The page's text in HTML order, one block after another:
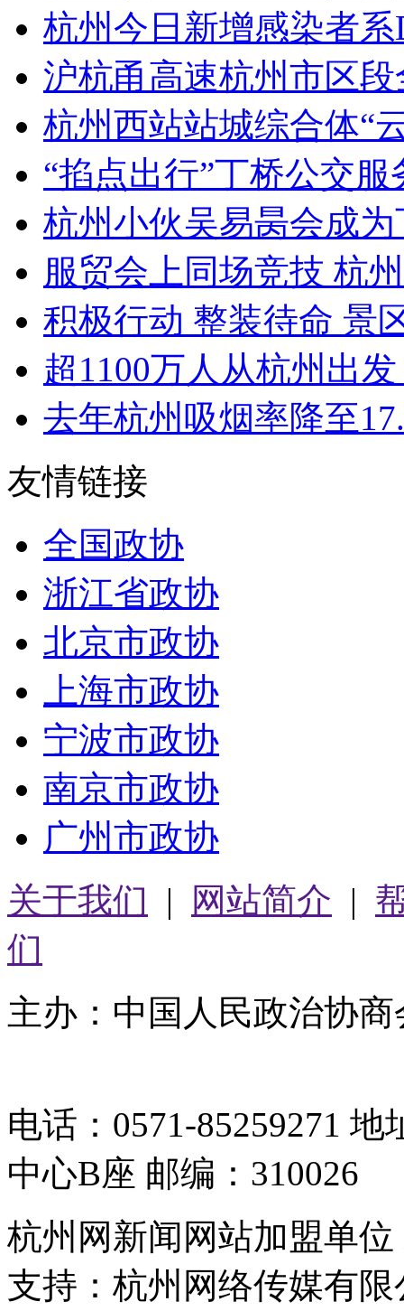
杭州今日新增感染者系
沪杭甬高速杭州市区
杭州西站站城综合体“
“掐点出行”丁桥公交
杭州小伙吴易昺会成
服贸会上同场竞技 杭
积极行动 整装待命 景
超1100万人从杭州出
去年杭州吸烟率降至
友情链接
全国政协
浙江省政协
北京市政协
上海市政协
宁波市政协
南京市政协
广州市政协
关于我们 | 网站简介 |
们
主办：中国人民政治协
电话：0571-85259271
中心B座 邮编：310026
杭州网新闻网站加盟单
支持：杭州网络传媒有限